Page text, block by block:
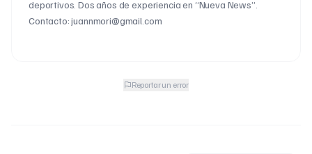
deportivos. Dos años de experiencia en “Nueva News”.
Contacto: juannmori@gmail.com
Reportar un error